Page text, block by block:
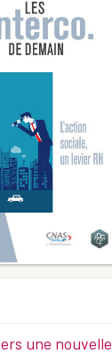
une nouvelle